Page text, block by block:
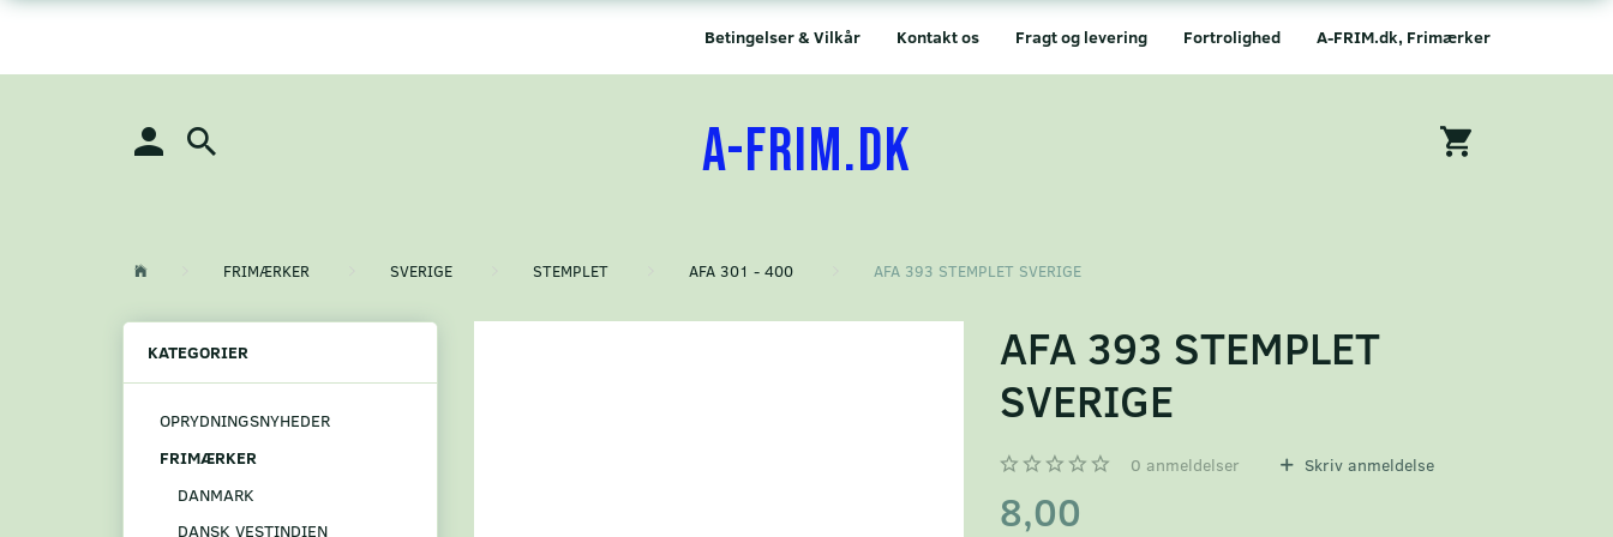
A-FRIM.dk, Frimærker
Fortrolighed
Fragt og levering
Kontakt os
Betingelser & Vilkår
A-FRIM.DK
FRIMÆRKER SVERIGE STEMPLET AFA 301 - 400 AFA 393 STEMPLET SVERIGE
KATEGORIER
OPRYDNINGSNYHEDER
FRIMÆRKER
DANMARK
DANSK VESTINDIEN
AFA 393 STEMPLET
SVERIGE
0 anmeldelser Skriv anmeldelse
8,00